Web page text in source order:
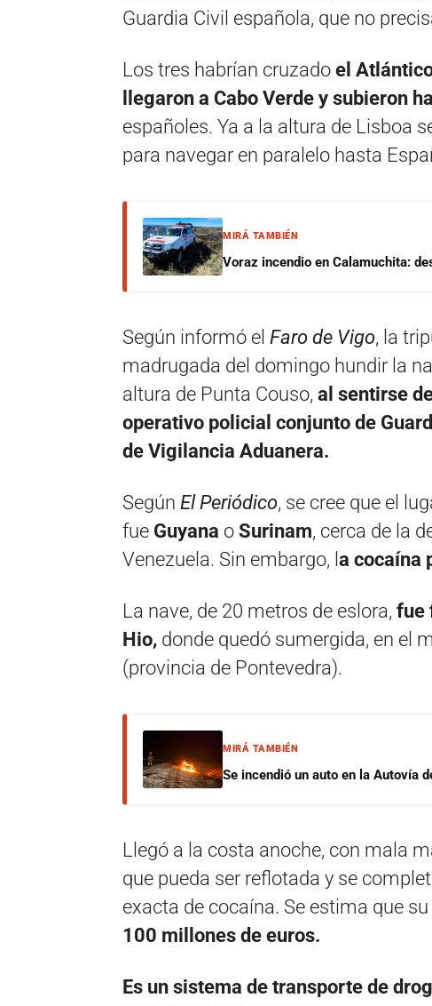
Guardia Civil española, que no
Los tres habrían cruzado el
llegaron a Cabo Verde y subieron
españoles. Ya a la altura de Lisboa
para navegar en paralelo hasta
MIRÁ TAMBIÉN
Voraz incendio en Calamuchita:
Según informó el Faro de Vigo, la
madrugada del domingo hundir la
altura de Punta Couso, al sentirse
operativo policial conjunto de
de Vigilancia Aduanera.
Según El Periódico, se cree que el
fue Guyana o Surinam, cerca de la
Venezuela. Sin embargo, l a cocaína
La nave, de 20 metros de eslora, fue
Hio, donde quedó sumergida, en el
(provincia de Pontevedra).
MIRÁ TAMBIÉN
Se incendió un auto en la Autovía
Llegó a la costa anoche, con mala
que pueda ser reflotada y se
exacta de cocaína. Se estima que
100 millones de euros.
Es un sistema de transporte de